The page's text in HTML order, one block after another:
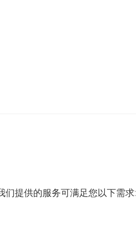
们提供的服务可满足您以下需求: